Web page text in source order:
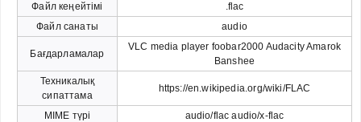
Файл кеңейтімі
.flac
Файл санаты
audio
Бағдарламалар
VLC media player foobar2000 Audacity Amarok
Banshee
Техникалық
сипаттама
https://en.wikipedia.org/wiki/FLAC
MIME түрі
audio/flac audio/x-flac